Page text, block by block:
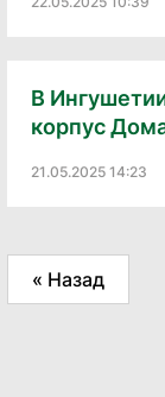
В
корпус
21.05.2025 14:23
« Назад